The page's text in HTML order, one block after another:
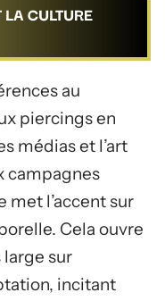
CULTURE
au
piercings en
médias et l’art
campagnes
l’accent sur
Cela ouvre
large sur
incitant